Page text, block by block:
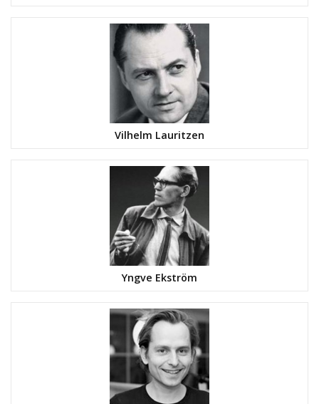
Vilhelm Lauritzen
Yngve Ekström